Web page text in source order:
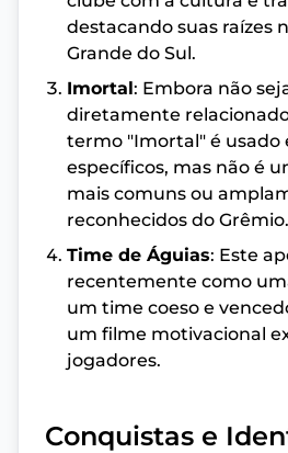
destacando suas raízes
Grande do Sul.
Imortal: Embora não
diretamente
termo "Imortal" é usado
específicos, mas não é
mais comuns ou
reconhecidos do Grêmio.
Time de Águias: Este
recentemente como
um time coeso e
um filme motivacional
jogadores.
Conquistas e